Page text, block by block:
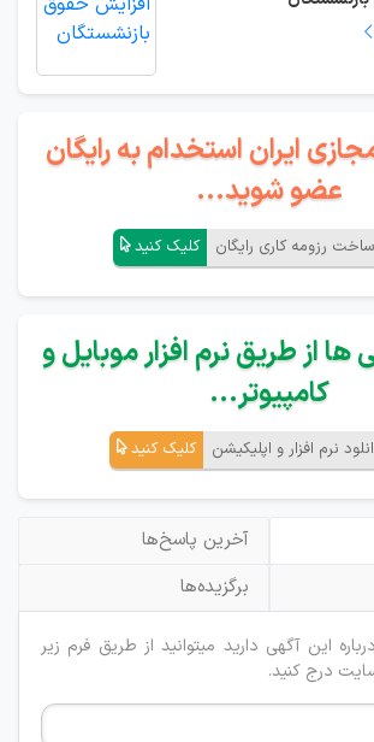
ایران استخدام به رایگان
عضو شوید...
رزومه کاری رایگان کلیک کنید
ها از طریق نرم افزار موبایل و
کامپیوتر...
نرم افزار و اپلیکیشن کلیک کنید
آخرین پاسخ‌ها
برگزیده‌ها
این آگهی دارید میتوانید از طریق فرم زیر
درج کنید.